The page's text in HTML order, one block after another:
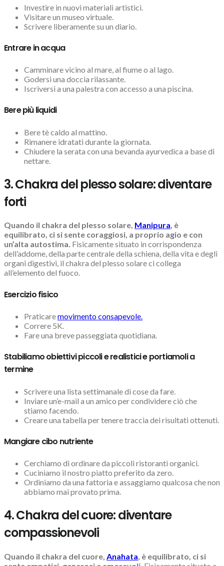
Investire in nuovi materiali artistici.
Visitare un museo virtuale.
Scrivere liberamente su un diario.
Entrare in acqua
Camminare vicino al mare, al fiume o al lago.
Godersi una doccia rilassante.
Iscriversi a una palestra con accesso a una piscina.
Bere più liquidi
Bere tè caldo al mattino.
Rimanere idratati durante la giornata.
Chiudere la serata con una bevanda ayurvedica a base di
nettare.
3. Chakra del plesso solare: diventare
forti
Quando il chakra del plesso solare, Manipura, è
equilibrato, ci si sente coraggiosi, a proprio agio e con
un’alta autostima. Fisicamente situato in corrispondenza
dell’addome, della parte centrale della schiena, della vita e degli
organi digestivi, il chakra del plesso solare ci collega
all’elemento del fuoco.
Esercizio fisico
Praticaremovimento consapevole.
Correre 5K.
Fare una breve passeggiata quotidiana.
Stabiliamo obiettivi piccoli e realistici e portiamoli a
termine
Scrivere una lista settimanale di cose da fare.
Inviare un’e-mail a un amico per condividere ciò che
stiamo facendo.
Creare una tabella per tenere traccia dei risultati ottenuti.
Mangiare cibo nutriente
Cerchiamo di ordinare da piccoli ristoranti organici.
Cuciniamo il nostro piatto preferito da zero.
Ordiniamo da una fattoria e assaggiamo qualcosa che non
abbiamo mai provato prima.
4. Chakra del cuore: diventare
compassionevoli
Quando il chakra del cuore, Anahata, è equilibrato, ci si